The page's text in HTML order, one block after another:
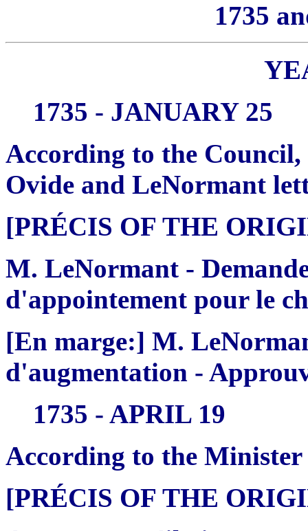
1735
1735 - JANUARY 25
According to the
Ovide and LeNormant
[PRÉCIS OF THE
M. LeNormant -
d'appointement pour le
[En marge:] M.
d'augmentation -
1735 - APRIL 19
According to the
[PRÉCIS OF THE